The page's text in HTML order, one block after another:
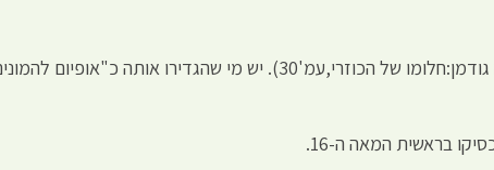
הדת היא קונספירציה!-היא המצאה של שליטים.(מיכה גודמן:חלומו של
בראשית המאה ה-16.